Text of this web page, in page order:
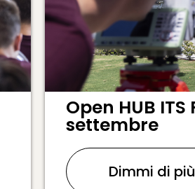
Open HUB
settembre
Dimmi di più